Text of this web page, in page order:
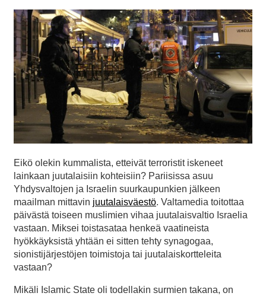
Eikö olekin kummalista, etteivät terroristit iskeneet
lainkaan juutalaisiin kohteisiin? Pariisissa asuu
Yhdysvaltojen ja Israelin suurkaupunkien jälkeen
maailman mittavin juutalaisväestö. Valtamedia toitottaa
päivästä toiseen muslimien vihaa juutalaisvaltio Israelia
vastaan. Miksei toistasataa henkeä vaatineista
hyökkäyksistä yhtään ei sitten tehty synagogaa,
sionistijärjestöjen toimistoja tai juutalaiskortteleita
vastaan?
Mikäli Islamic State oli todellakin surmien takana, on